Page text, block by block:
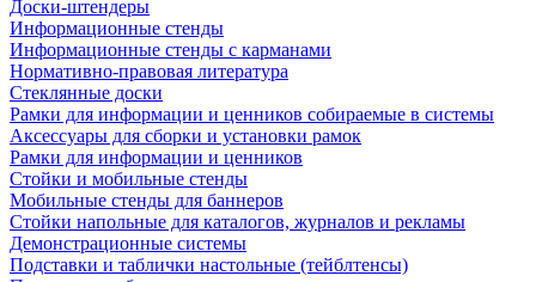
Доски-штендеры
Информационные стенды
Информационные стенды с карманами
Нормативно-правовая литература
Стеклянные доски
Рамки для информации и ценников собираемые в системы
Аксессуары для сборки и установки рамок
Рамки для информации и ценников
Стойки и мобильные стенды
Мобильные стенды для баннеров
Стойки напольные для каталогов, журналов и рекламы
Демонстрационные системы
Подставки и таблички настольные (тейблтенсы)